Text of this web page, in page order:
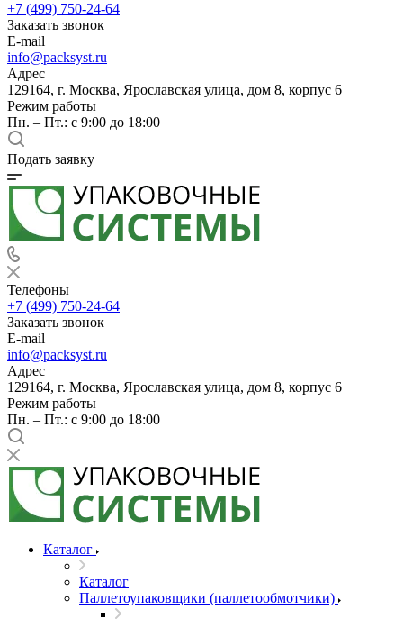
+7 (499) 750-24-64
Заказать звонок
E-mail
info@packsyst.ru
Адрес
129164, г. Москва, Ярославская улица, дом 8, корпус 6
Режим работы
Пн. – Пт.: с 9:00 до 18:00
Подать заявку
Телефоны
+7 (499) 750-24-64
Заказать звонок
E-mail
info@packsyst.ru
Адрес
129164, г. Москва, Ярославская улица, дом 8, корпус 6
Режим работы
Пн. – Пт.: с 9:00 до 18:00
Каталог
Каталог
Паллетоупаковщики (паллетообмотчики)